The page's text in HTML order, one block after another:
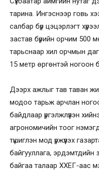
тарина. Ингэснээр говь
салбар бүр цэцэрлэгт
застав бүрийн орчим 500
тарьснаар хил орчмын
15 метр өргөнтэй ногоон
Дээрх ажлыг тав таван
модоо тарьж арчлан
байдлаар үргэлжлүүлэн
агрономичийн тоог
түшиглэн мод үржүүлэх
байгууллага, эрдэмтдийн
байгаа талаар ХХЕГ-аас